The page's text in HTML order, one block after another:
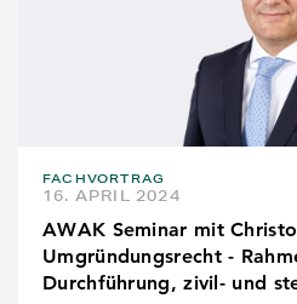
FACHVORTRAG
16. APRIL 2024
AWAK Seminar mit
Umgründungsrecht -
Durchführung, zivil- und